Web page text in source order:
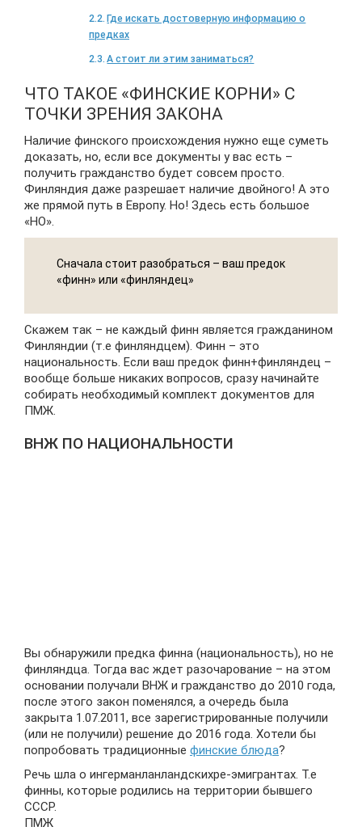
Где искать достоверную информацию о
предках
А стоит ли этим заниматься?
ЧТО ТАКОЕ «ФИНСКИЕ КОРНИ» С
ТОЧКИ ЗРЕНИЯ ЗАКОНА
Наличие финского происхождения нужно еще суметь
доказать, но, если все документы у вас есть –
получить гражданство будет совсем просто.
Финляндия даже разрешает наличие двойного! А это
же прямой путь в Европу. Но! Здесь есть большое
«НО».
Сначала стоит разобраться – ваш предок
«финн» или «финляндец»
Скажем так – не каждый финн является гражданином
Финляндии (т.е финляндцем). Финн – это
национальность. Если ваш предок финн+финляндец –
вообще больше никаких вопросов, сразу начинайте
собирать необходимый комплект документов для
ПМЖ.
ВНЖ ПО НАЦИОНАЛЬНОСТИ
Вы обнаружили предка финна (национальность), но не
финляндца. Тогда вас ждет разочарование – на этом
основании получали ВНЖ и гражданство до 2010 года,
после этого закон поменялся, а очередь была
закрыта 1.07.2011, все зарегистрированные получили
(или не получили) решение до 2016 года. Хотели бы
попробовать традиционные финские блюда?
Речь шла о ингерманланландскихре-эмигрантах. Т.е
финны, которые родились на территории бывшего
СССР.
ПМЖ